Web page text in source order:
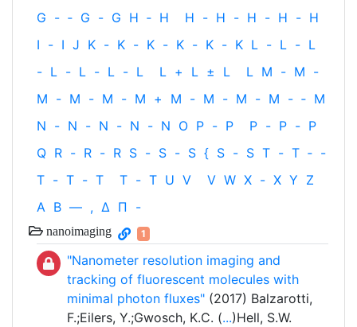
G - ‐ G - G H ‐ H H - H - H - H - H
I - I J K - K - K - K - K - K L - L - L
- L - L - L - L L + L ± L L M - M -
M - M - M - M + M - M - M - M - ‐ M
N - N - N - N - N O P - P P - P - P
Q R - R - R S - S - S { S - S T - T ‐ -
T - T - T T - T U V V W X - X Y Z
Α Β — , Δ Π -
nanoimaging 1
"Nanometer resolution imaging and
tracking of fluorescent molecules with
minimal photon fluxes" (2017) Balzarotti,
F.;Eilers, Y.;Gwosch, K.C. (...)Hell, S.W.